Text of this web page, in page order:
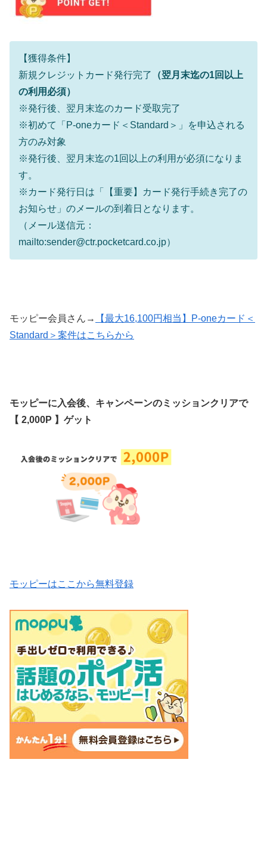
【獲得条件】
新規クレジットカード発行完了
（翌月末迄の1回以上
の利用必須）
※発行後、翌月末迄のカード受取完了
※初めて「P-oneカード＜Standard＞」を申込される
方のみ対象
※発行後、翌月末迄の1回以上の利用が必須になりま
す。
※カード発行日は「【重要】カード発行手続き完了の
お知らせ」のメールの到着日となります。
（メール送信元：
mailto:sender@ctr.pocketcard.co.jp）
モッピー会員さん→
【最大16,100円相当】P-oneカード＜
Standard＞ 案件はこちらから
モッピーに入会後、キャンペーンのミッションクリアで
【 2,000P 】ゲット
モッピーはここから無料登録